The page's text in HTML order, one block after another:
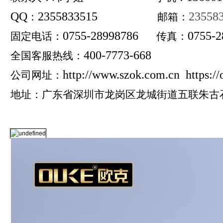
QQ ： 2355833515 邮箱：
固定电话： 0755-28998786 传真： 0755-
全国客服热线： 400-7773-668
公司网址： http://www.szok.com.cn https://
地址：广东省深圳市龙岗区龙城街道五联朱古